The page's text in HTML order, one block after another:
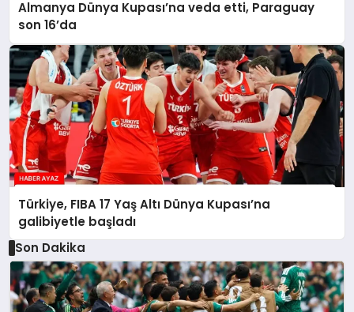
Almanya Dünya Kupası’na veda etti, Paraguay
son 16’da
Türkiye, FIBA 17 Yaş Altı Dünya Kupası’na
galibiyetle başladı
Son Dakika